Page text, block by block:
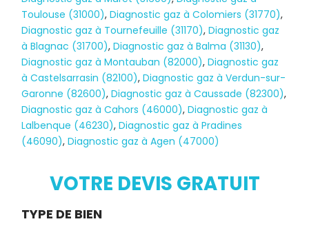
Diagnostic
TERMITES
Toulouse (31000),Diagnostic gaz à Colomiers (31770),
Diagnostic gaz à Tournefeuille (31170),Diagnostic gaz
à Blagnac (31700),Diagnostic gaz à Balma (31130),
Diagnostic gaz à Montauban (82000),Diagnostic gaz
à Castelsarrasin (82100),Diagnostic gaz à Verdun-sur-
Garonne (82600),Diagnostic gaz à Caussade (82300),
Diagnostic gaz à Cahors (46000),Diagnostic gaz à
Lalbenque (46230),Diagnostic gaz à Pradines
(46090),Diagnostic gaz à Agen (47000)
VOTRE DEVIS GRATUIT
Demande
TYPE DE BIEN